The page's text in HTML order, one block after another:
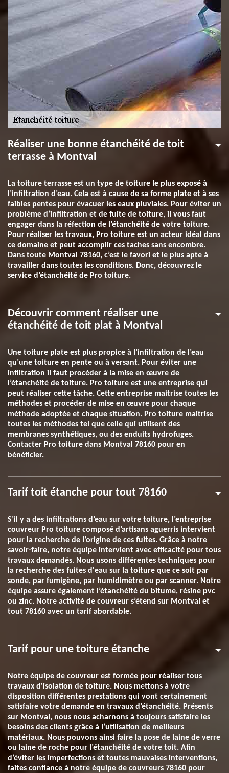
Réaliser une bonne étanchéité de toit
terrasse à Montval
La toiture terrasse est un type de toiture le plus exposé à
l’infiltration d’eau. Cela est à cause de sa forme plate et à ses
faibles pentes pour évacuer les eaux pluviales. Pour éviter un
problème d’infiltration et de fuite de toiture, il vous faut
engager dans la réfection de l’étanchéité de votre toiture.
Pour réaliser les travaux, Pro toiture est un acteur idéal dans
ce domaine et peut accomplir ces taches sans encombre.
Dans toute Montval 78160, c’est le favori et le plus apte à
travailler dans toutes les conditions. Donc, découvrez le
service d’étanchéité de Pro toiture.
Découvrir comment réaliser une
étanchéité de toit plat à Montval
Une toiture plate est plus propice à l’infiltration de l’eau
qu’une toiture en pente ou à versant. Pour éviter une
infiltration il faut procéder à la mise en œuvre de
l’étanchéité de toiture. Pro toiture est une entreprise qui
peut réaliser cette tâche. Cette entreprise maitrise toutes les
méthodes et procéder de mise en œuvre pour chaque
méthode adoptée et chaque situation. Pro toiture maitrise
toutes les méthodes tel que celle qui utilisent des
membranes synthétiques, ou des enduits hydrofuges.
Contacter Pro toiture dans Montval 78160 pour en
bénéficier.
Tarif toit étanche pour tout 78160
S’il y a des infiltrations d’eau sur votre toiture, l’entreprise
couvreur Pro toiture composé d’artisans aguerris intervient
pour la recherche de l’origine de ces fuites. Grâce à notre
savoir-faire, notre équipe intervient avec efficacité pour tous
travaux demandés. Nous usons différentes techniques pour
la recherche des fuites d'eau sur la toiture que ce soit par
sonde, par fumigène, par humidimètre ou par scanner. Notre
équipe assure également l’étanchéité du bitume, résine pvc
ou zinc. Notre activité de couvreur s’étend sur Montval et
tout 78160 avec un tarif abordable.
Tarif pour une toiture étanche
Notre équipe de couvreur est formée pour réaliser tous
travaux d'isolation de toiture. Nous mettons à votre
disposition différentes prestations qui vont certainement
satisfaire votre demande en travaux d’étanchéité. Présents
sur Montval, nous nous acharnons à toujours satisfaire les
besoins des clients grâce à l’utilisation de meilleurs
matériaux. Nous pouvons ainsi faire la pose de laine de verre
ou laine de roche pour l’étanchéité de votre toit. Afin
d’éviter les imperfections et toutes mauvaises interventions,
faites confiance à notre équipe de couvreurs 78160 pour